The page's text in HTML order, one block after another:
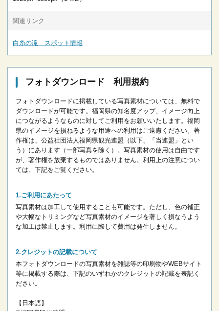
関連リンク
白糸の滝 スポット情報
フォトダウンロード 利用規約
フォトダウンロードに掲載している写真素材については、無料で
ダウンロードが可能です。 福岡県の知名度アップ、イメージ向上
につながるようなものに対してご利用をお願いいたします。 福岡
県のイメージを損ねるような用途への利用はご遠慮ください。 著
作権は、公益社団法人福岡県観光連盟（以下、「当連盟」とい
う）にあります（一部写真を除く）。写真素材の使用は自由です
が、著作権を放棄するものではありません。 利用上の注意につい
ては、下記をご覧ください。
ご利用にあたって
写真素材は加工して使用することも可能です。ただし、色の補正
や大幅なトリミングなど写真素材のイメージを著しく損なうよう
な加工は禁止します。 利用に際して費用は発生しません。
クレジットの記載について
本フォトダウンロードの写真素材を雑誌等の印刷物やWEBサイト
等に掲載する際は、下記のいずれかのクレジットの記載を表記く
ださい。
【日本語】